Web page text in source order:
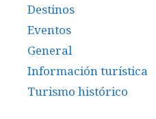
Destinos
Eventos
General
Información turística
Turismo histórico